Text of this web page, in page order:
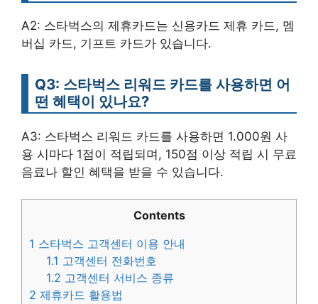
A2: 스타벅스의 제휴카드는 신용카드 제휴 카드, 멤
버십 카드, 기프트 카드가 있습니다.
Q3: 스타벅스 리워드 카드를 사용하면 어
떤 혜택이 있나요?
A3: 스타벅스 리워드 카드를 사용하면 1.000원 사
용 시마다 1점이 적립되며, 150점 이상 적립 시 무료
음료나 할인 혜택을 받을 수 있습니다.
Contents
1 스타벅스 고객센터 이용 안내
1.1 고객센터 전화번호
1.2 고객센터 서비스 종류
2 제휴카드 활용법